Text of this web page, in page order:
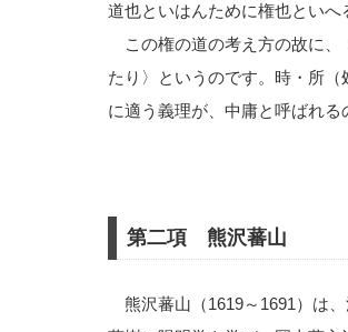
道也といはんために権也といへ
この権の道の考え方の故に、
たり〉というのです。時・所
に適う義理が、中庸と呼ばれる
第二項 熊沢蕃山
熊沢蕃山（1619～1691）は